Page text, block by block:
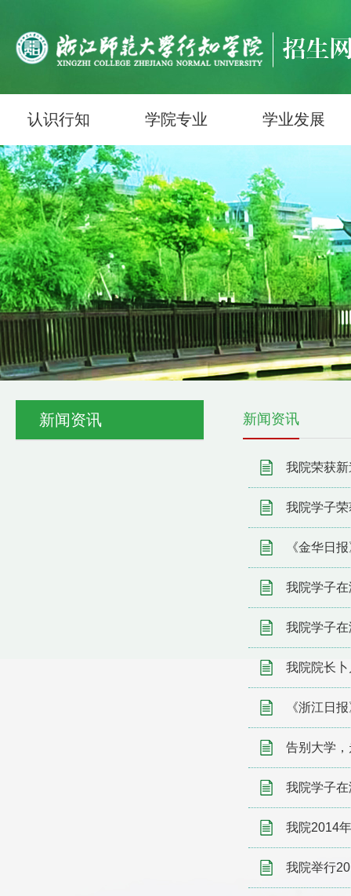
认识行知 学院专业 学业发展
新闻资讯 新闻资讯
我院荣获
我院学子荣
《金华日
我院学子
我院学子
我院院长
《浙江日
告别大学
我院学子
我院2014
我院举行